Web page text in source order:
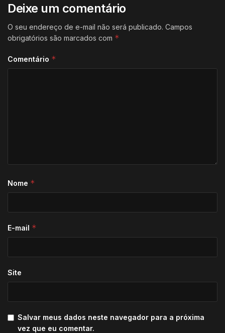
Deixe um comentário
O seu endereço de e-mail não será publicado. Campos
obrigatórios são marcados com *
Comentário *
Nome *
E-mail *
Site
Salvar meus dados neste navegador para a próxima
vez que eu comentar.